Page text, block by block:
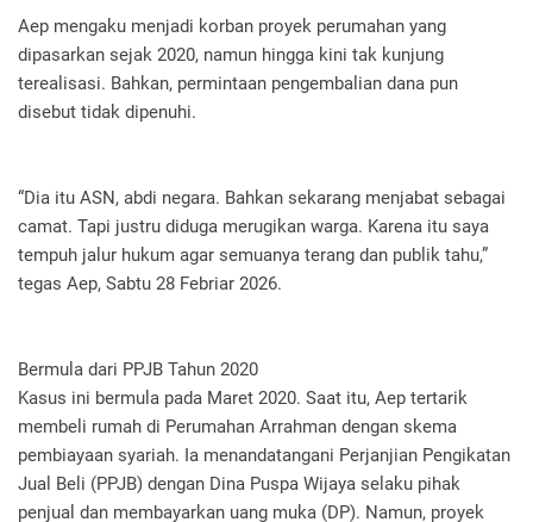
Aep mengaku menjadi korban proyek perumahan yang
dipasarkan sejak 2020, namun hingga kini tak kunjung
terealisasi. Bahkan, permintaan pengembalian dana pun
disebut tidak dipenuhi.
“Dia itu ASN, abdi negara. Bahkan sekarang menjabat sebagai
camat. Tapi justru diduga merugikan warga. Karena itu saya
tempuh jalur hukum agar semuanya terang dan publik tahu,”
tegas Aep, Sabtu 28 Febriar 2026.
Bermula dari PPJB Tahun 2020
Kasus ini bermula pada Maret 2020. Saat itu, Aep tertarik
membeli rumah di Perumahan Arrahman dengan skema
pembiayaan syariah. Ia menandatangani Perjanjian Pengikatan
Jual Beli (PPJB) dengan Dina Puspa Wijaya selaku pihak
penjual dan membayarkan uang muka (DP). Namun, proyek